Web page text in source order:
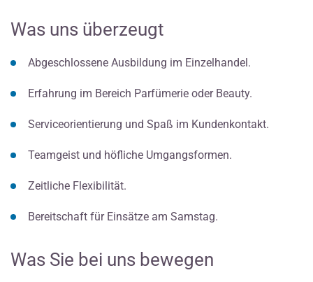
Was uns überzeugt
Abgeschlossene Ausbildung im Einzelhandel.
Erfahrung im Bereich Parfümerie oder Beauty.
Serviceorientierung und Spaß im Kundenkontakt.
Teamgeist und höfliche Umgangsformen.
Zeitliche Flexibilität.
Bereitschaft für Einsätze am Samstag.
Was Sie bei uns bewegen